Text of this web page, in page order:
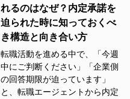
れるのはなぜ？内定承諾を
迫られた時に知っておくべ
き構造と向き合い方
転職活動を進める中で、「今週
中にご判断ください」「企業側
の回答期限が迫っています」
と、転職エージェントから内定